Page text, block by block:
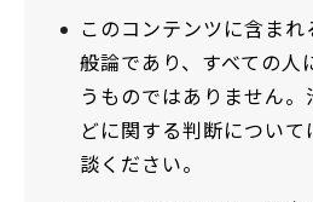
このコンテンツに含ま
般論であり、すべての人
うものではありません
どに関する判断につい
談ください。